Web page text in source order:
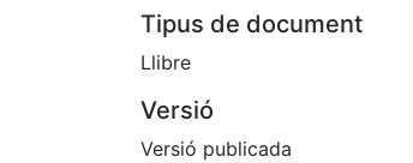
Tipus de document
Llibre
Versió
Versió publicada